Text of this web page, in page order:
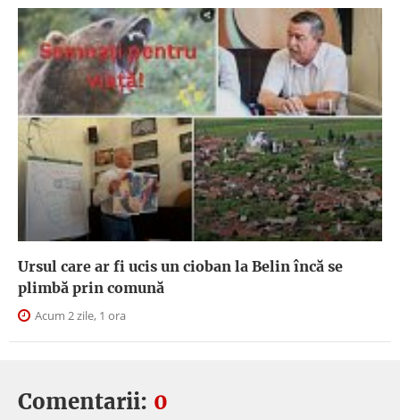
Ursul care ar fi ucis un cioban la Belin încă se
plimbă prin comună
Acum 2 zile, 1 ora
Comentarii: 0